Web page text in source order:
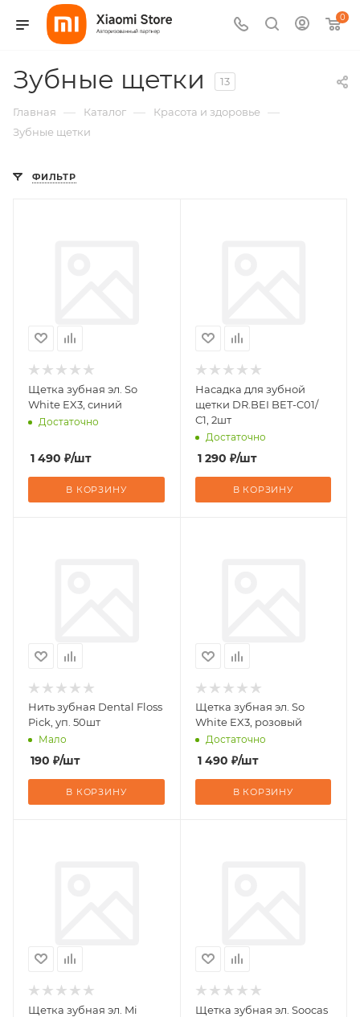
0
Зубные щетки 13
Главная — Каталог — Красота и здоровье —
Зубные щетки
ФИЛЬТР
Щетка зубная эл. So
White EX3, синий
Достаточно
1 490 ₽/шт
В КОРЗИНУ
Насадка для зубной
щетки DR.BEI BET-C01/
C1, 2шт
Достаточно
1 290 ₽/шт
В КОРЗИНУ
Нить зубная Dental Floss
Pick, уп. 50шт
Мало
190 ₽/шт
В КОРЗИНУ
Щетка зубная эл. So
White EX3, розовый
Достаточно
1 490 ₽/шт
В КОРЗИНУ
Щетка зубная эл. Mi
Щетка зубная эл. Soocas